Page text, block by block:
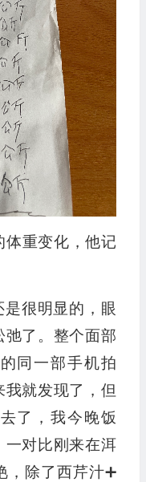
体重变化，他记
很明显的，眼
弛了。整个面部
同一部手机拍
就发现了，但
了，我今晚饭
一对比刚来在洱
，除了西芹汁➕